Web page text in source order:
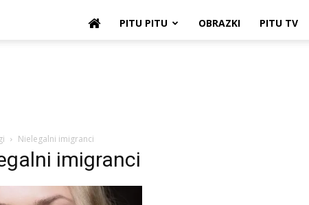
PITU PITU OBRAZKI PITU TV
Nielegalni imigranci
imigranci